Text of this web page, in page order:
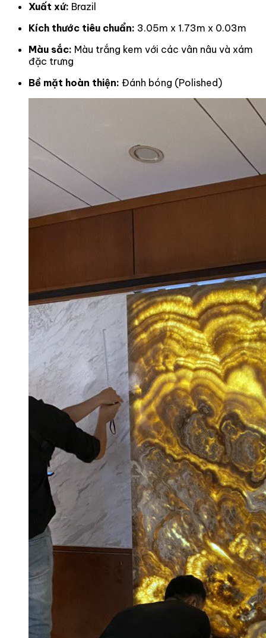
Xuất xứ: Brazil
Kích thước tiêu chuẩn: 3.05m x 1.73m x 0.03m
Màu sắc: Màu trắng kem với các vân nâu và xám
đặc trưng
Bề mặt hoàn thiện: Đánh bóng (Polished)